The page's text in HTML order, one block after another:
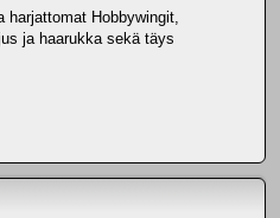
Hobbywingit,
ja haarukka sekä täys